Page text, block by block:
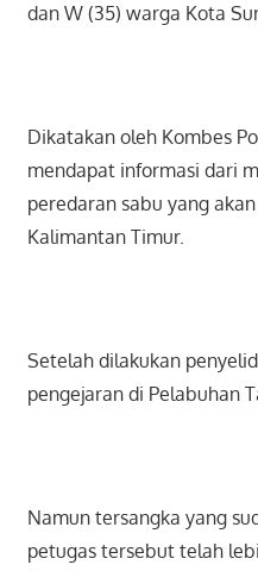
dan W (35) warga Kota
Dikatakan oleh Kombes
mendapat informasi dari
peredaran sabu yang
Kalimantan Timur.
Setelah dilakukan
pengejaran di Pelabuhan
Namun tersangka yang
petugas tersebut telah